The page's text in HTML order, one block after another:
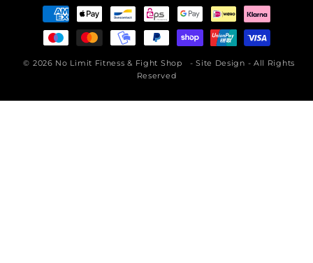
Zahlungsmethoden
© 2026 No Limit Fitness & Fight Shop -Site Design - All Rights
Reserved